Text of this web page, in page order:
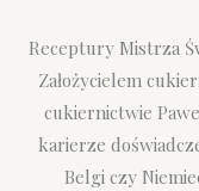
Receptury Mistrza
Założycielem
cukiernictwie
karierze
Belgi czy